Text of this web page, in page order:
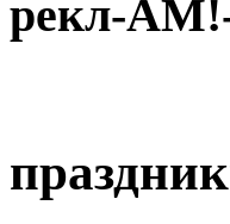
рекл-